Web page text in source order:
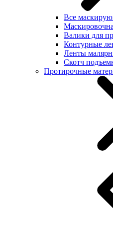
Все
Валики для
Контурные
Ленты
Скотч
Протирочные